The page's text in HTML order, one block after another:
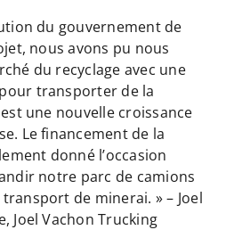
du gouvernement de
nous avons pu nous
du recyclage avec une
transporter de la
une nouvelle croissance
Le financement de la
donné l’occasion
notre parc de camions
de minerai. » – Joel
Joel Vachon Trucking